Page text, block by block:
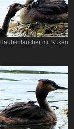
Haubentaucher mit Küken